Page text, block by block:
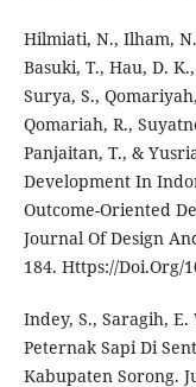
Hilmiati, N., Ilham,
Basuki, T., Hau, D.
Surya, S.,
Qomariah, R.,
Panjaitan, T., &
Development In
Outcome-Oriented
Journal Of Design
184. Https://Doi.Org/
Indey, S., Saragih,
Peternak Sapi Di
Kabupaten Sorong.